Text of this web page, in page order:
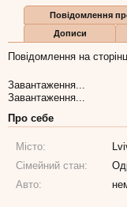
Повідомлення
Дописи
Повідомлення на
Завантаження...
Завантаження...
Про себе
Місто:
Сімейний стан:
Авто: